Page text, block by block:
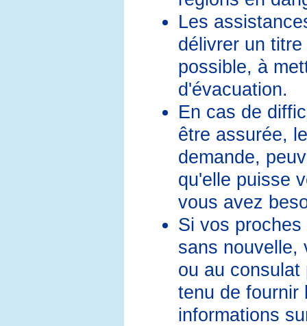
Les
délivrer un
possible, à
d'évacuation.
En cas de
être assurée,
demande,
qu'elle puisse
vous avez
Si vos
sans nouvelle,
ou au consulat
tenu de fournir
informations